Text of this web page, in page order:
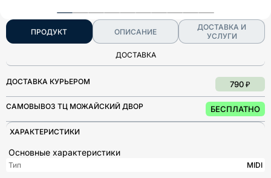
ПРОДУКТ ОПИСАНИЕ
ДОСТАВКА И
УСЛУГИ
ДОСТАВКА
ДОСТАВКА КУРЬЕРОМ 790 ₽
САМОВЫВОЗ ТЦ МОЖАЙСКИЙ ДВОР БЕСПЛАТНО
ХАРАКТЕРИСТИКИ
Основные характеристики
Тип MIDI